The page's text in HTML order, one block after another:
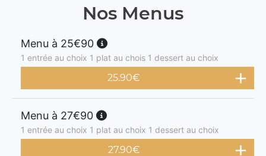
Nos Menus
Menu à 25€90
1 entrée au choix 1 plat au chois 1 dessert au choix
25.90€
Menu à 27€90
1 entrée au choix 1 plat au choix 1 dessert au choix
27.90€